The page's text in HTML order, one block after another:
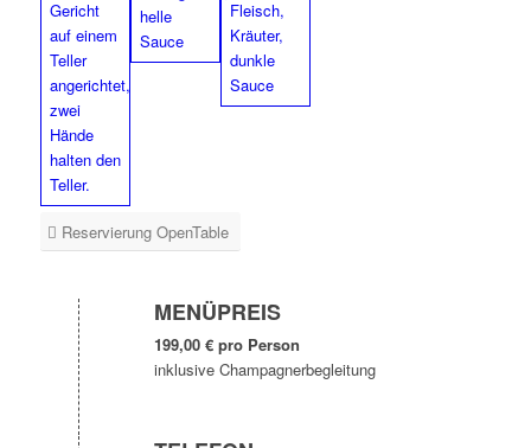
Reservierung OpenTable
MENÜPREIS
199,00 € pro Person
inklusive Champagnerbegleitung